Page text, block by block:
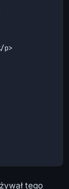
p>
tego